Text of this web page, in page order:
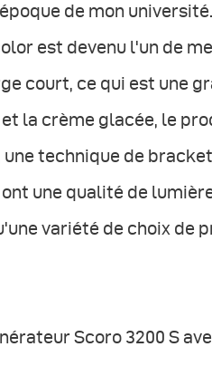
de mon
est devenu l'un de
court, ce qui est une
la crème glacée, le
technique de
une qualité de
variété de choix de
Scoro 3200 S